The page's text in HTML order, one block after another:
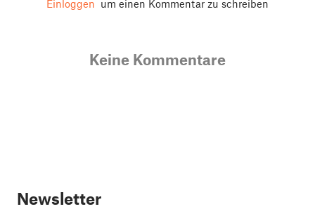
Einloggen um einen Kommentar zu schreiben
Keine Kommentare
Newsletter